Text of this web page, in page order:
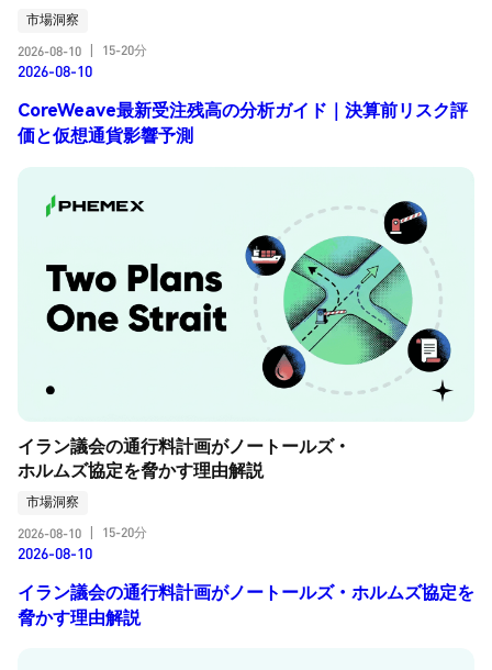
市場洞察
2026-08-10
15-20分
2026-08-10
CoreWeave最新受注残高の分析ガイド｜決算前リスク評
価と仮想通貨影響予測
イラン議会の通行料計画がノートールズ・
ホルムズ協定を脅かす理由解説
市場洞察
2026-08-10
15-20分
2026-08-10
イラン議会の通行料計画がノートールズ・ホルムズ協定を
脅かす理由解説